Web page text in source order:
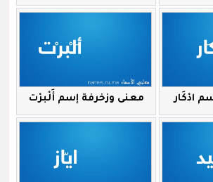
ادْكَار معنى وزخرفة إسم أَلْبرْت